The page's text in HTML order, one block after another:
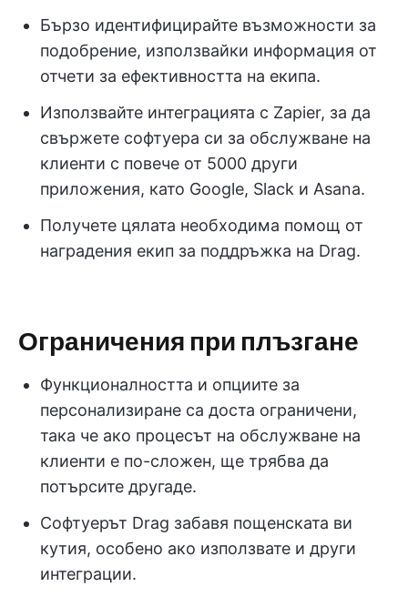
Бързо идентифицирайте възможности за
подобрение, използвайки информация от
отчети за ефективността на екипа.
Използвайте интеграцията с Zapier, за да
свържете софтуера си за обслужване на
клиенти с повече от 5000 други
приложения, като Google, Slack и Asana.
Получете цялата необходима помощ от
наградения екип за поддръжка на Drag.
Ограничения при плъзгане
Функционалността и опциите за
персонализиране са доста ограничени,
така че ако процесът на обслужване на
клиенти е по-сложен, ще трябва да
потърсите другаде.
Софтуерът Drag забавя пощенската ви
кутия, особено ако използвате и други
интеграции.